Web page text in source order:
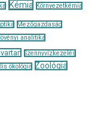
Kémia Környezetkémia
Mezőgazdaság
analitika
Szennyvízkezelés
ökológia Zoológia